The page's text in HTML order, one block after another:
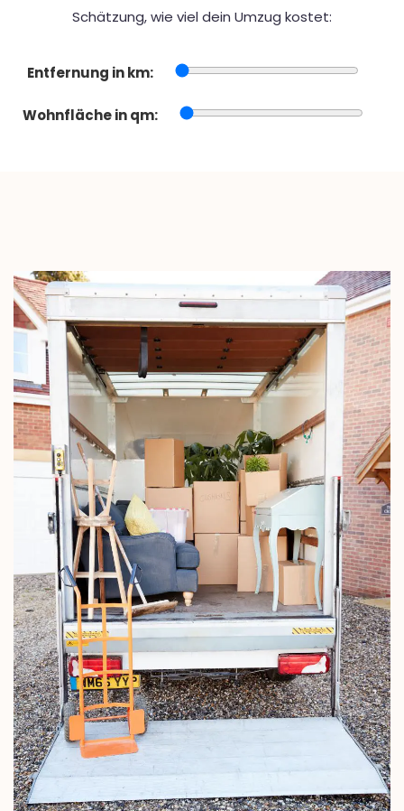
Schätzung, wie viel dein Umzug kostet:
Entfernung in km:
Wohnfläche in qm: